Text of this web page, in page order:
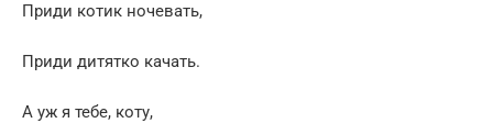
Приди котик ночевать,
Приди дитятко качать.
А уж я тебе, коту,